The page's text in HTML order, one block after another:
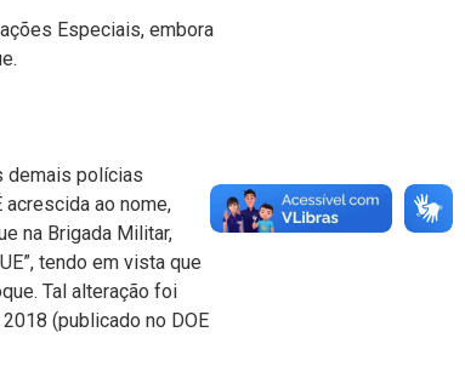
Especiais, embora
demais polícias
ao nome,
na Brigada Militar,
tendo em vista que
Tal alteração foi
(publicado no DOE